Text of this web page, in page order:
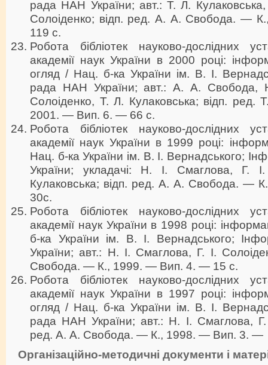
рада НАН України; авт.: Т. Л.
Солоіденко; відп. ред. А. А. Свобода. —
119 с.
Робота бібліотек науково-дослідних
академії наук України в 2000 році:
огляд / Нац. б-ка України ім. В. І.
рада НАН України; авт.: А. А. Свобода,
Солоіденко, Т. Л. Кулаковська; відп.
2001. — Вип. 6. — 66 с.
Робота бібліотек науково-дослідних
академії наук України в 1999 році:
Нац. б-ка України ім. В. І. Вернадського;
України; укладачі: Н. І. Смаглова, Г.
Кулаковська; відп. ред. А. А. Свобода.
30с.
Робота бібліотек науково-дослідних
академії наук України в 1998 році:
б-ка України ім. В. І. Вернадського;
України; авт.: Н. І. Смаглова, Г. І.
Свобода. — К., 1999. — Вип. 4. — 15 с.
Робота бібліотек науково-дослідних
академії наук України в 1997 році:
огляд / Нац. б-ка України ім. В. І.
рада НАН України; авт.: Н. І. Смаглова, Г.
ред. А. А. Свобода. — К., 1998. — Вип. 3. —
Організаційно-методичні документи і